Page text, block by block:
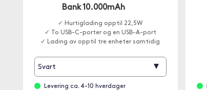
Bank 10.000mAh
✓ Hurtiglading opptil 22,5W
✓ To USB-C-porter og en USB-A-port
✓ Lading av opptil tre enheter samtidig
Svart ▾
Levering ca. 4-10 hverdager